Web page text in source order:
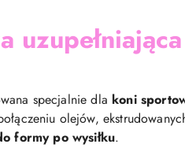
specjalnie dla koni
olejów,
formy po wysiłku.